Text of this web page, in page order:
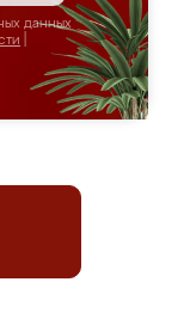
данных